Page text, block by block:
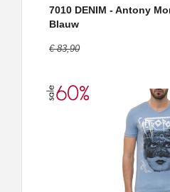
7010 DENIM - Antony
Blauw
€ 83,90